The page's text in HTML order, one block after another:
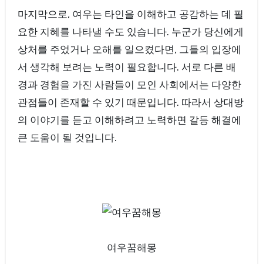
마지막으로, 여우는 타인을 이해하고 공감하는 데 필
요한 지혜를 나타낼 수도 있습니다. 누군가 당신에게
상처를 주었거나 오해를 일으켰다면, 그들의 입장에
서 생각해 보려는 노력이 필요합니다. 서로 다른 배
경과 경험을 가진 사람들이 모인 사회에서는 다양한
관점들이 존재할 수 있기 때문입니다. 따라서 상대방
의 이야기를 듣고 이해하려고 노력하면 갈등 해결에
큰 도움이 될 것입니다.
여우꿈해몽